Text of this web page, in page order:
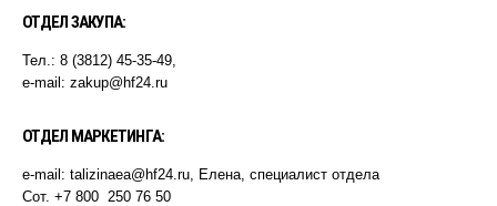
ОТДЕЛ ЗАКУПА:
Тел.: 8 (3812) 45-35-49,
e-mail: zakup@hf24.ru
ОТДЕЛ МАРКЕТИНГА:
e-mail: talizinaea@hf24.ru, Елена, специалист отдела
Сот. +7 800 250 76 50